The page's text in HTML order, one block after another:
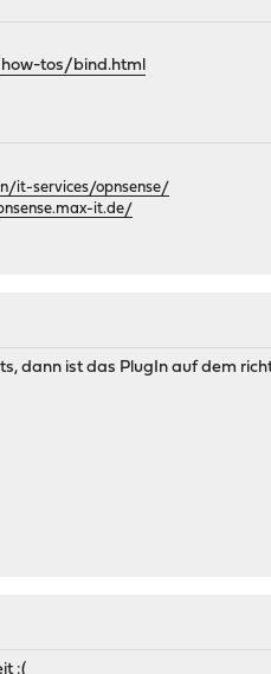
tos/bind.html
it-services/opnsense/
it.de/
dann ist das PlugIn auf dem
:(